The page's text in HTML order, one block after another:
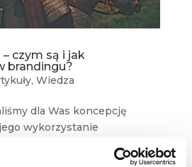
czym są i jak
brandingu?
, Wiedza
dla Was koncepcję
wykorzystanie
pojęcie archetypu,